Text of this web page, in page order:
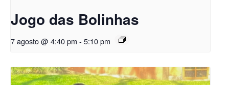
Jogo das Bolinhas
7 agosto @ 4:40 pm - 5:10 pm